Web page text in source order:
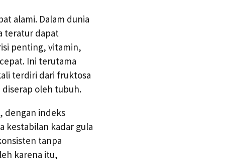
alami. Dalam dunia
teratur dapat
penting, vitamin,
Ini terutama
terdiri dari fruktosa
diserap oleh tubuh.
dengan indeks
kestabilan kadar gula
tanpa
karena itu,